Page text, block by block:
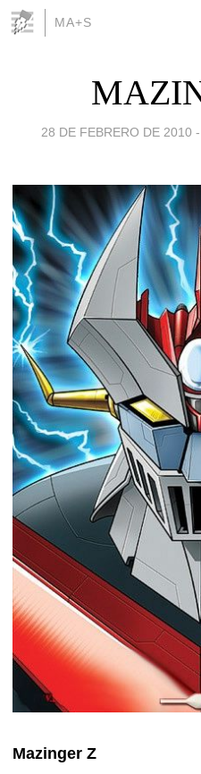
MA+S
28 DE FEBRERO DE 2010
Mazinger Z